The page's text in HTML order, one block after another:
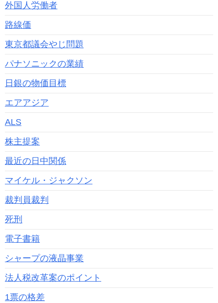
外国人労働者
路線価
東京都議会やじ問題
パナソニックの業績
日銀の物価目標
エアアジア
ALS
株主提案
最近の日中関係
マイケル・ジャクソン
裁判員裁判
死刑
電子書籍
シャープの液晶事業
法人税改革案のポイント
1票の格差